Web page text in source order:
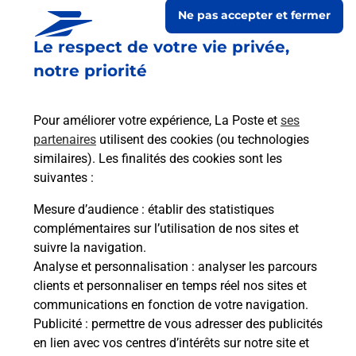
Le respect de votre vie privée,
notre priorité
Pour améliorer votre expérience, La Poste et ses
partenaires utilisent des cookies (ou technologies
similaires). Les finalités des cookies sont les
suivantes :
Mesure d’audience : établir des statistiques
complémentaires sur l’utilisation de nos sites et
suivre la navigation.
Analyse et personnalisation : analyser les parcours
clients et personnaliser en temps réel nos sites et
communications en fonction de votre navigation.
Publicité : permettre de vous adresser des publicités
en lien avec vos centres d’intérêts sur notre site et
Ne pas accepter et fermer
Prochaine collecte du courrierlundià 08h30
1 Rue Georges Brassens
02140 Marfontaine
Itinéraire
Le lien s'ouvre dans un nouvel onglet